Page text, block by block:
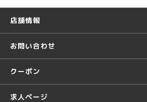
店舗情報
お問い合わせ
クーポン
求人ページ